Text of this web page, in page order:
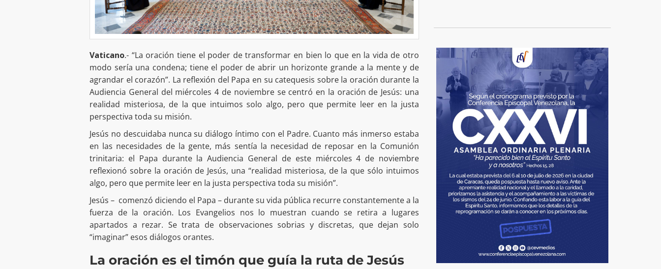
Vaticano.- “La oración tiene el poder de transformar en bien lo que en la vida de otro
modo sería una condena; tiene el poder de abrir un horizonte grande a la mente y de
agrandar el corazón”. La reflexión del Papa en su catequesis sobre la oración durante la
Audiencia General del miércoles 4 de noviembre se centró en la oración de Jesús: una
realidad misteriosa, de la que intuimos solo algo, pero que permite leer en la justa
perspectiva toda su misión.
Jesús no descuidaba nunca su diálogo íntimo con el Padre. Cuanto más inmerso estaba
en las necesidades de la gente, más sentía la necesidad de reposar en la Comunión
trinitaria: el Papa durante la Audiencia General de este miércoles 4 de noviembre
reflexionó sobre la oración de Jesús, una “realidad misteriosa, de la que sólo intuimos
algo, pero que permite leer en la justa perspectiva toda su misión”.
Jesús – comenzó diciendo el Papa – durante su vida pública recurre constantemente a la
fuerza de la oración. Los Evangelios nos lo muestran cuando se retira a lugares
apartados a rezar. Se trata de observaciones sobrias y discretas, que dejan solo
“imaginar” esos diálogos orantes.
La oración es el timón que guía la ruta de Jesús